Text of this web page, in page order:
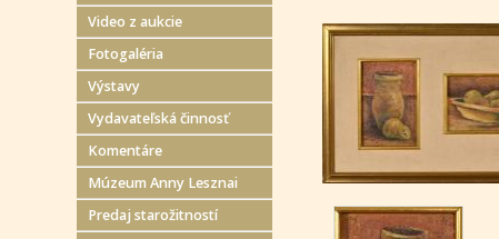
Video z aukcie
Fotogaléria
Výstavy
Vydavateľská činnosť
Komentáre
Múzeum Anny Lesznai
Predaj starožitností